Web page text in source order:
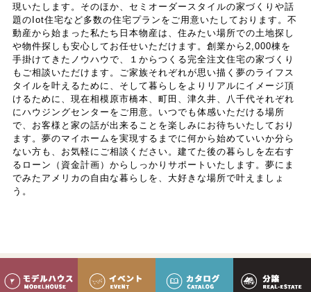
現いたします。そのほか、セミオーダースタイルの家づくりや話
題のIot住宅など多数の住宅プランをご用意いたしております。不
動産から始まった私たち日本物産は、住みたい場所での土地探し
や物件探しも安心してお任せいただけます。創業から2,000棟を
手掛けてきたノウハウで、１からつくる完全注文住宅の家づくり
もご相談いただけます。ご家族それぞれが思い描く夢のライフス
タイルを叶えるために、そして暮らしをよりリアルにイメージ頂
けるために、現在相模原市橋本、町田、津久井、八千代それぞれ
にハウジングセンターをご用意。いつでも体感いただける場所
で、お客様と家の話が出来ることを楽しみにお待ちいたしており
ます。夢のマイホームを実現するまでに何から始めていいか分ら
ない方も、お気軽にご相談ください。建てた後の暮らしを左右す
るローン（資金計画）からしっかりサポートいたします。夢にま
でみたアメリカの自由な暮らしを、大好きな場所で叶えましょ
う。